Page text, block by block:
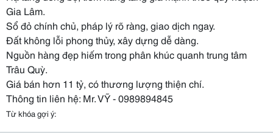
Gia Lâm.
Sổ đỏ chính chủ, pháp lý rõ ràng, giao dịch ngay.
Đất không lỗi phong thủy, xây dựng dễ dàng.
Nguồn hàng đẹp hiếm trong phân khúc quanh trung tâm
Trâu Quỳ.
Giá bán hơn 11 tỷ, có thương lượng thiện chí.
Thông tin liên hệ: Mr. VỸ - 0989894845
Từ khóa gợi ý: